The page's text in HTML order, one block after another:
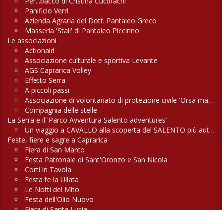
Panificio Verri
Azienda Agraria del Dott. Pantaleo Greco
Masseria 'Stali' di Pantaleo Piccinno
Le associazioni
Actionaid
Associazione culturale e sportiva Levante
AGS Caprarica Volley
Effetto Serra
A piccoli passi
Associazione di volontariato di protezione civile 'Orsa maggiore'
Compagnia delle stelle
La Serra e il 'Parco Avventura Salento adventures'
Un viaggio a CAVALLO alla scoperta del SALENTO più autentico
Feste, fiere e sagre a Caprarica
Fiera di San Marco
Festa Patronale di Sant'Oronzo e San Nicola
Corti in Tavola
Festa te la Uliata
Le Notti del Mito
Festa dell'Olio Nuovo